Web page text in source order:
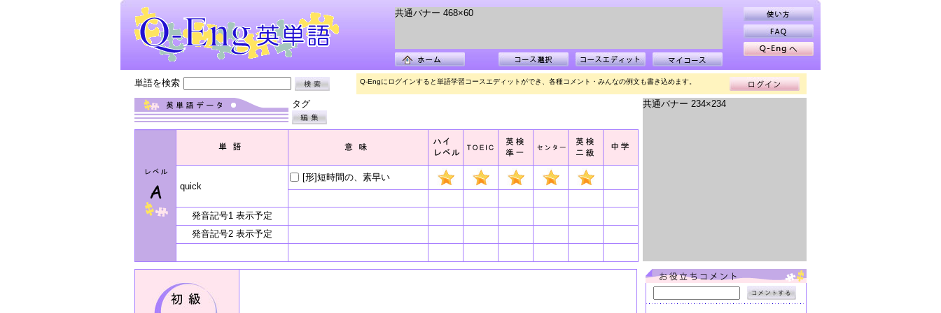
共通バナー 468×60
単語を検索 Q-Engにログインすると単語学習コースエディットができ、各種コメント・みんなの例文も書き込めます。
タグ
quick
[形]短時間の、素早い
発音記号1 表示予定
発音記号2 表示予定
共通バナー 234×234